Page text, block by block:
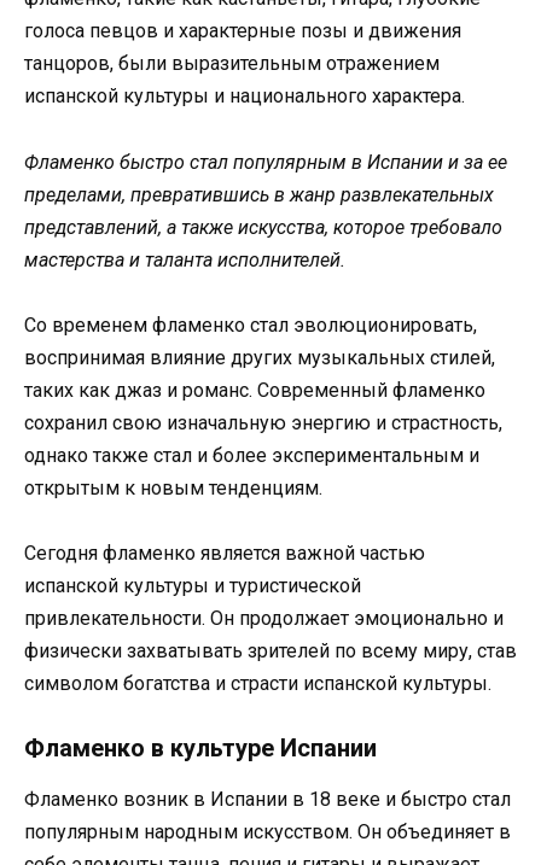
голоса певцов и характерные позы и движения
танцоров, были выразительным отражением
испанской культуры и национального характера.
Фламенко быстро стал популярным в Испании и за ее
пределами, превратившись в жанр развлекательных
представлений, а также искусства, которое требовало
мастерства и таланта исполнителей.
Со временем фламенко стал эволюционировать,
воспринимая влияние других музыкальных стилей,
таких как джаз и романс. Современный фламенко
сохранил свою изначальную энергию и страстность,
однако также стал и более экспериментальным и
открытым к новым тенденциям.
Сегодня фламенко является важной частью
испанской культуры и туристической
привлекательности. Он продолжает эмоционально и
физически захватывать зрителей по всему миру, став
символом богатства и страсти испанской культуры.
Фламенко в культуре Испании
Фламенко возник в Испании в 18 веке и быстро стал
популярным народным искусством. Он объединяет в